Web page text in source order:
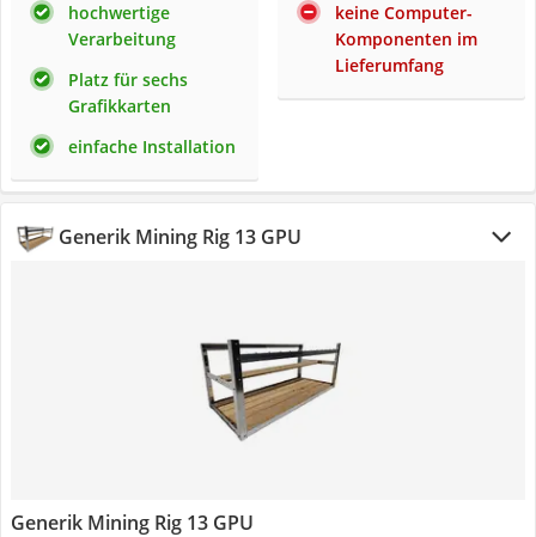
hochwertige
Verarbeitung
Platz für sechs
Grafikkarten
einfache Installation
keine Computer-
Komponenten im
Lieferumfang
Generik Mining Rig 13 GPU
Generik Mining Rig 13 GPU